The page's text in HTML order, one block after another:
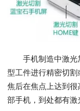
手机制造中激
型工件进行精密切
焦后在焦点上达到
部手机，到处都有激